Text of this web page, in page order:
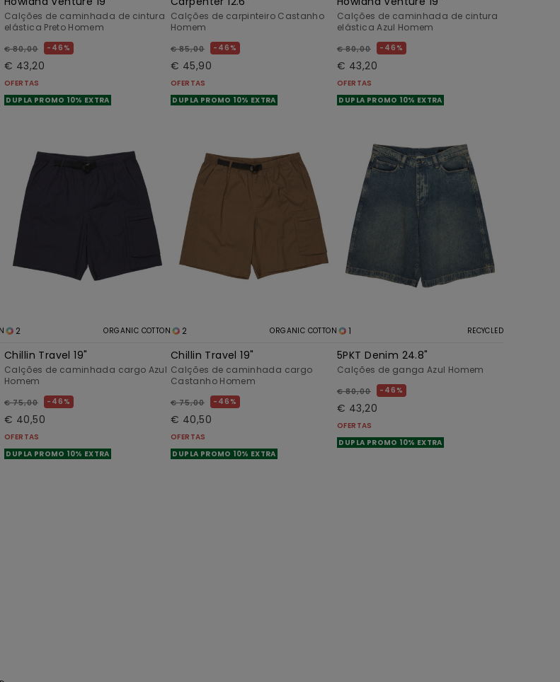
Calções de caminhada de cintura
elástica Preto Homem
€ 80,00 46%
€ 43,20
OFERTAS
DUPLA PROMO 10% EXTRA
Calções de carpinteiro Castanho
Homem
€ 85,00 46%
€ 45,90
OFERTAS
DUPLA PROMO 10% EXTRA
Calções de caminhada de cintura
elástica Azul Homem
€ 80,00 46%
€ 43,20
OFERTAS
DUPLA PROMO 10% EXTRA
2 ORGANIC COTTON
Chillin Travel 19"
Calções de caminhada cargo Azul
Homem
€ 75,00 46%
€ 40,50
OFERTAS
DUPLA PROMO 10% EXTRA
2 ORGANIC COTTON
Chillin Travel 19"
Calções de caminhada cargo
Castanho Homem
€ 75,00 46%
€ 40,50
OFERTAS
DUPLA PROMO 10% EXTRA
1 RECYCLED
5PKT Denim 24.8"
Calções de ganga Azul Homem
€ 80,00 46%
€ 43,20
OFERTAS
DUPLA PROMO 10% EXTRA